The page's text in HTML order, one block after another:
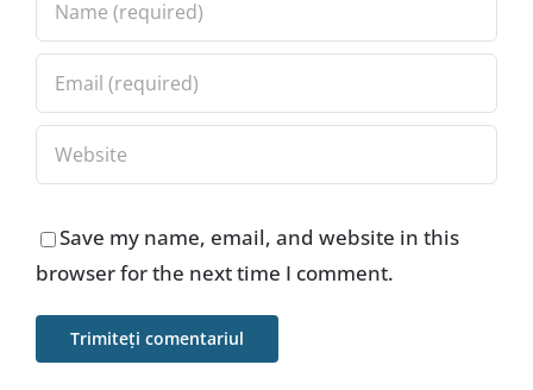
Save my name, email, and website in this
browser for the next time I comment.